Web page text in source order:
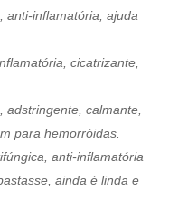
anti-inflamatória, ajuda
cicatrizante,
adstringente, calmante,
para hemorróidas.
anti-inflamatória
ainda é linda e